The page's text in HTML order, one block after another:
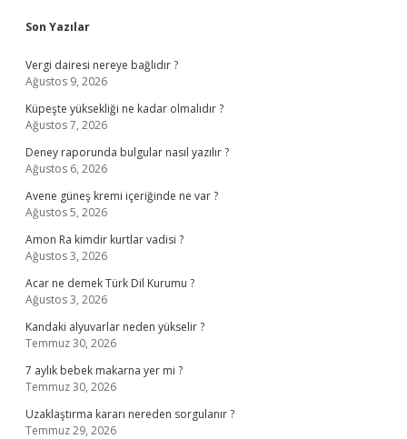
Sidebar
Son Yazılar
Vergi dairesi nereye bağlıdır ?
Ağustos 9, 2026
Küpeşte yüksekliği ne kadar olmalıdır ?
Ağustos 7, 2026
Deney raporunda bulgular nasıl yazılır ?
Ağustos 6, 2026
Avene güneş kremi içeriğinde ne var ?
Ağustos 5, 2026
Amon Ra kimdir kurtlar vadisi ?
Ağustos 3, 2026
Acar ne demek Türk Dil Kurumu ?
Ağustos 3, 2026
Kandaki alyuvarlar neden yükselir ?
Temmuz 30, 2026
7 aylık bebek makarna yer mi ?
Temmuz 30, 2026
Uzaklaştırma kararı nereden sorgulanır ?
Temmuz 29, 2026